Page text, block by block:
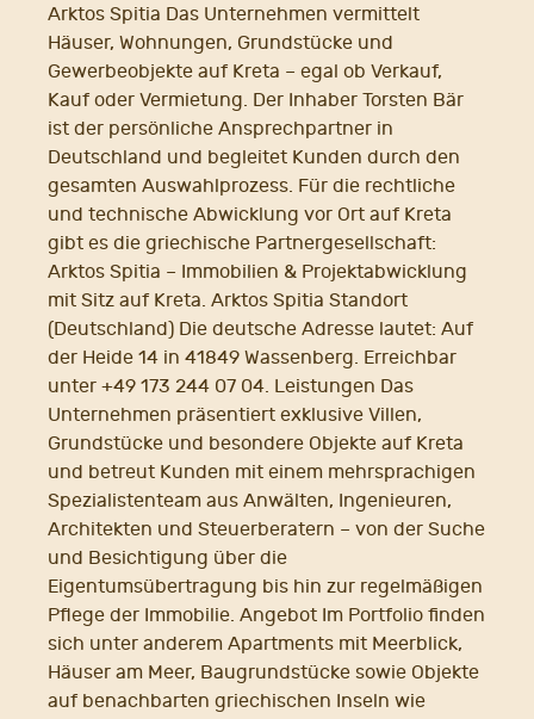
Arktos Spitia Das Unternehmen vermittelt
Häuser, Wohnungen, Grundstücke und
Gewerbeobjekte auf Kreta – egal ob Verkauf,
Kauf oder Vermietung. Der Inhaber Torsten Bär
ist der persönliche Ansprechpartner in
Deutschland und begleitet Kunden durch den
gesamten Auswahlprozess. Für die rechtliche
und technische Abwicklung vor Ort auf Kreta
gibt es die griechische Partnergesellschaft:
Arktos Spitia – Immobilien & Projektabwicklung
mit Sitz auf Kreta. Arktos Spitia Standort
(Deutschland) Die deutsche Adresse lautet: Auf
der Heide 14 in 41849 Wassenberg. Erreichbar
unter +49 173 244 07 04. Leistungen Das
Unternehmen präsentiert exklusive Villen,
Grundstücke und besondere Objekte auf Kreta
und betreut Kunden mit einem mehrsprachigen
Spezialistenteam aus Anwälten, Ingenieuren,
Architekten und Steuerberatern – von der Suche
und Besichtigung über die
Eigentumsübertragung bis hin zur regelmäßigen
Pflege der Immobilie. Angebot Im Portfolio finden
sich unter anderem Apartments mit Meerblick,
Häuser am Meer, Baugrundstücke sowie Objekte
auf benachbarten griechischen Inseln wie